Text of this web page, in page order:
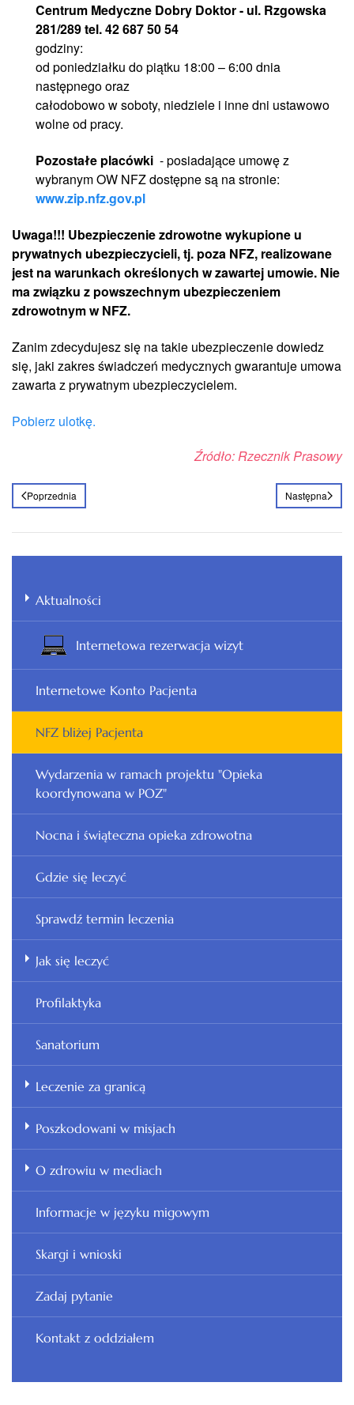
Centrum Medyczne Dobry Doktor - ul. Rzgowska
281/289 tel. 42 687 50 54
godziny:
od poniedziałku do piątku 18:00 – 6:00 dnia
następnego oraz
całodobowo w soboty, niedziele i inne dni ustawowo
wolne od pracy.
Pozostałe placówki - posiadające umowę z
wybranym OW NFZ dostępne są na stronie:
www.zip.nfz.gov.pl
Uwaga!!! Ubezpieczenie zdrowotne wykupione u
prywatnych ubezpieczycieli, tj. poza NFZ, realizowane
jest na warunkach określonych w zawartej umowie. Nie
ma związku z powszechnym ubezpieczeniem
zdrowotnym w NFZ.
Zanim zdecydujesz się na takie ubezpieczenie dowiedz
się, jaki zakres świadczeń medycznych gwarantuje umowa
zawarta z prywatnym ubezpieczycielem.
Pobierz ulotkę.
Źródło: Rzecznik Prasowy
Poprzednia Następna
Aktualności
Internetowa rezerwacja wizyt
Internetowe Konto Pacjenta
NFZ bliżej Pacjenta
Wydarzenia w ramach projektu "Opieka
koordynowana w POZ"
Nocna i świąteczna opieka zdrowotna
Gdzie się leczyć
Sprawdź termin leczenia
Jak się leczyć
Profilaktyka
Sanatorium
Leczenie za granicą
Poszkodowani w misjach
O zdrowiu w mediach
Informacje w języku migowym
Skargi i wnioski
Zadaj pytanie
Kontakt z oddziałem